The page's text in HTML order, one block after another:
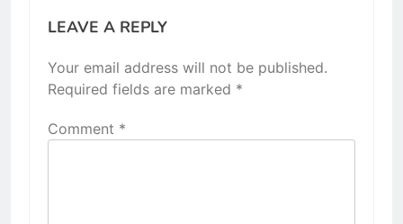
LEAVE A REPLY
Your email address will not be published.
Required fields are marked *
Comment *